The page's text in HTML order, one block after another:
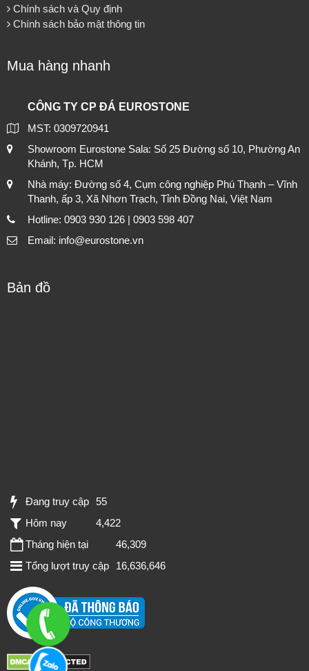
Chính sách và Quy định
Chính sách bảo mật thông tin
Mua hàng nhanh
CÔNG TY CP ĐÁ EUROSTONE
MST: 0309720941
Showroom Eurostone Sala: Số 25 Đường số 10, Phường An
Khánh, Tp. HCM
Nhà máy: Đường số 4, Cụm công nghiệp Phú Thạnh – Vĩnh
Thanh, ấp 3, Xã Nhơn Trạch, Tỉnh Đồng Nai, Việt Nam
Hotline: 0903 930 126 | 0903 598 407
Email: info@eurostone.vn
Bản đồ
Đang truy cập 55
Hôm nay
4,422
Tháng hiện tại
46,309
Tổng lượt truy cập
16,636,646